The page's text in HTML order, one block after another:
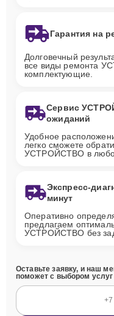
Гарантия на
Долговечный
все виды ремонта
комплектующие.
Сервис
ожиданий
Удобное
легко сможете
УСТРОЙСТВО в
Экспресс-
минут
Оперативно
предлагаем
УСТРОЙСТВО без
Оставьте заявку, и наш
поможет с выбором услуг